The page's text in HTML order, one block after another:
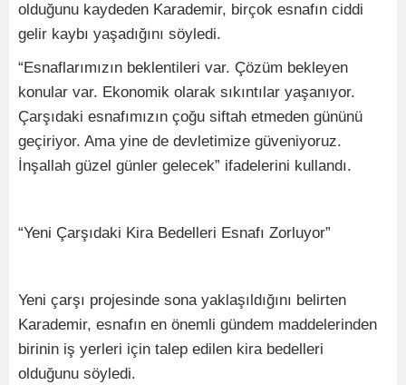
olduğunu kaydeden Karademir, birçok esnafın ciddi
gelir kaybı yaşadığını söyledi.
“Esnaflarımızın beklentileri var. Çözüm bekleyen
konular var. Ekonomik olarak sıkıntılar yaşanıyor.
Çarşıdaki esnafımızın çoğu siftah etmeden gününü
geçiriyor. Ama yine de devletimize güveniyoruz.
İnşallah güzel günler gelecek” ifadelerini kullandı.
“Yeni Çarşıdaki Kira Bedelleri Esnafı Zorluyor”
Yeni çarşı projesinde sona yaklaşıldığını belirten
Karademir, esnafın en önemli gündem maddelerinden
birinin iş yerleri için talep edilen kira bedelleri
olduğunu söyledi.